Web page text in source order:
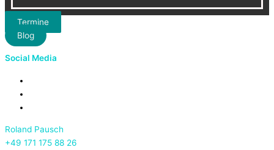
Termine
Blog
Social Media
Roland Pausch
+49 171 175 88 26